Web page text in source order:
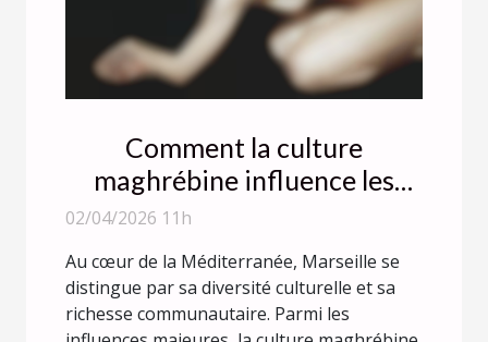
Comment la culture
maghrébine influence les
rencontres à Marseille ?
02/04/2026 11h
Au cœur de la Méditerranée, Marseille se
distingue par sa diversité culturelle et sa
richesse communautaire. Parmi les